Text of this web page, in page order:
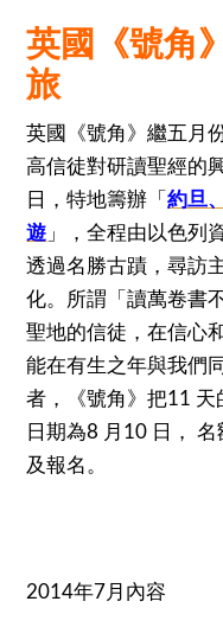
英國《號角
旅
英國《號角》繼五月
高信徒對研讀聖經的
日，特地籌辦「約旦
遊 」，全程由以色列
透過名勝古蹟，尋訪
化。所謂「讀萬卷書
聖地的信徒，在信心
能在有生之年與我們
者，《號角》把11 天
日期為8 月10 日，
及報名。
2014年7月內容